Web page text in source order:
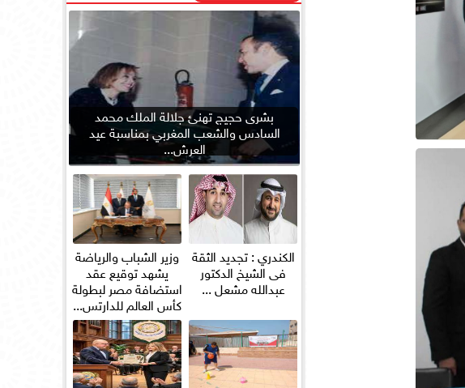
بشرى حجيج تهنئ جلالة الملك محمد
السادس والشعب المغربي بمناسبة عيد
العرش...
الكندري : تجديد الثقة
فى الشيخ الدكتور
عبدالله مشعل ...
وزير الشباب والرياضة
يشهد توقيع عقد
استضافة مصر لبطولة
كأس العالم للدارتس...